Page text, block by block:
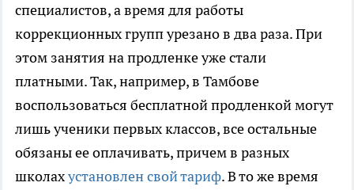
специалистов, а время для работы
коррекционных групп урезано в два раза. При
этом занятия на продленке уже стали
платными. Так, например, в Тамбове
воспользоваться бесплатной продленкой могут
лишь ученики первых классов, все остальные
обязаны ее оплачивать, причем в разных
школахустановлен свой тариф. В то же время